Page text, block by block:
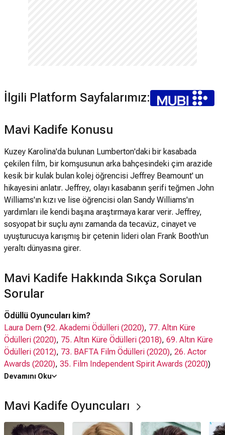
İlgili Platform Sayfalarımız:
Mavi Kadife Konusu
Kuzey Karolina'da bulunan Lumberton'daki bir kasabada
çekilen film, bir komşusunun arka bahçesindeki çim arazide
kesik bir kulak bulan kolej öğrencisi Jeffrey Beamount' un
hikayesini anlatır. Jeffrey, olayı kasabanın şerifi teğmen John
Williams'ın kızı ve lise öğrencisi olan Sandy Williams'ın
yardımları ile kendi başına araştırmaya karar verir. Jeffrey,
sosyopat bir suçlu aynı zamanda da tecavüz, cinayet ve
uyuşturucuya karışmış bir çetenin lideri olan Frank Booth'un
yeraltı dünyasına girer.
Mavi Kadife Hakkında Sıkça Sorulan
Sorular
Ödüllü Oyuncuları kim?
Laura Dern (92. Akademi Ödülleri (2020), 77. Altın Küre
Ödülleri (2020), 75. Altın Küre Ödülleri (2018), 69. Altın Küre
Ödülleri (2012), 73. BAFTA Film Ödülleri (2020), 26. Actor
Awards (2020), 35. Film Independent Spirit Awards (2020))
Isabella Rossellini
Angelo Badalamenti(
8. Film Independent Spirit Awards
(1993) )
Oyuncuları kim?
Devamını Oku
Mavi Kadife Oyuncuları